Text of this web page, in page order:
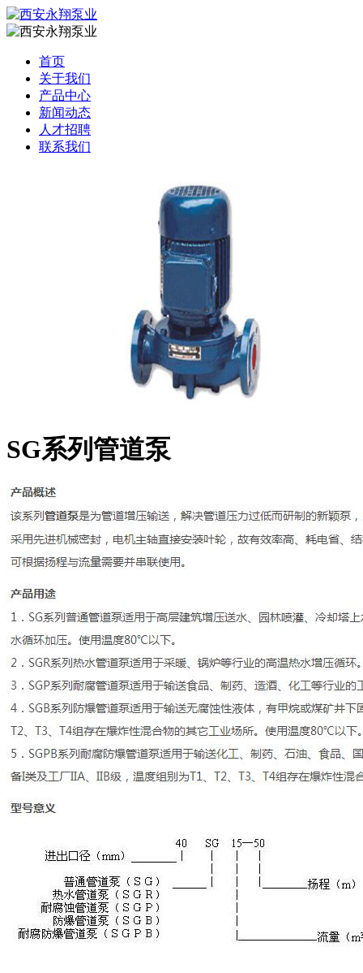
首页
关于我们
产品中心
新闻动态
人才招聘
联系我们
SG系列管道泵